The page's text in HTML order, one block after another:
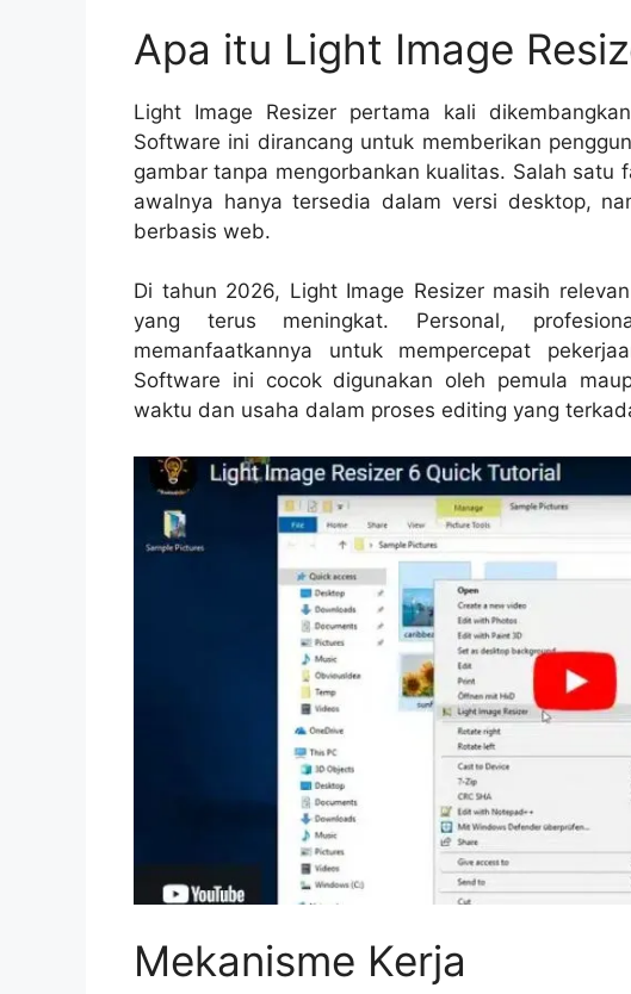
Apa itu Light Image
Light Image Resizer pertama kali
Software ini dirancang untuk memberikan
gambar tanpa mengorbankan kualitas. Salah
awalnya hanya tersedia dalam versi desktop,
berbasis web.
Di tahun 2026, Light Image Resizer masih
yang terus meningkat. Personal,
memanfaatkannya untuk mempercepat
Software ini cocok digunakan oleh pemula
waktu dan usaha dalam proses editing yang
Mekanisme Kerja